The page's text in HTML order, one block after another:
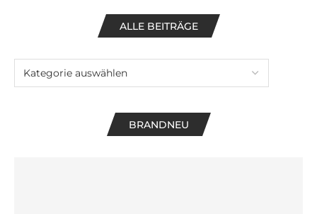
ALLE BEITRÄGE
BRANDNEU